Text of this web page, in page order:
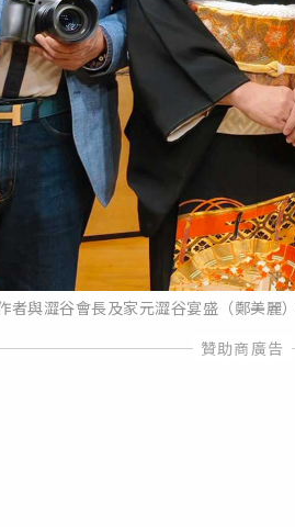
者與澀谷會長及家元澀谷宴盛（鄭美麗